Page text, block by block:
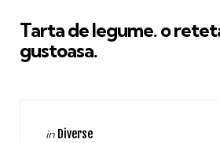
Tarta de legume. o
gustoasa.
Categories
Posted
in Diverse